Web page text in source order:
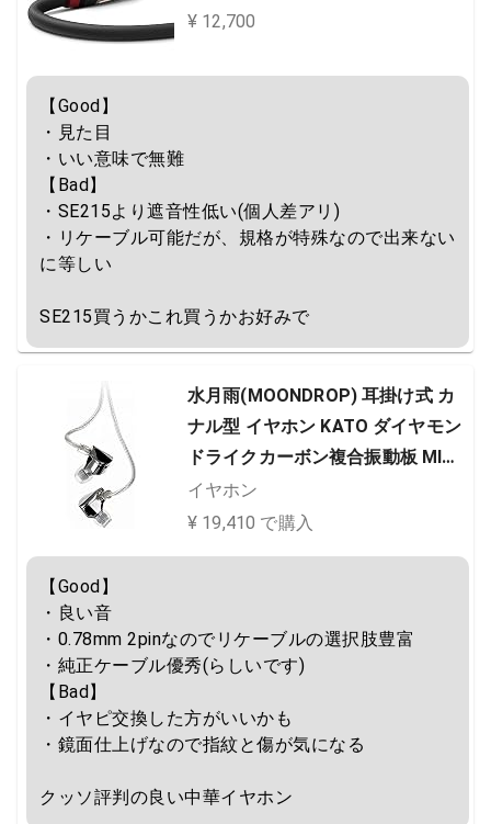
¥ 12,700
【Good】
・見た目
・いい意味で無難
【Bad】
・SE215より遮音性低い(個人差アリ)
・リケーブル可能だが、規格が特殊なので出来ない
に等しい
SE215買うかこれ買うかお好みで
水月雨(MOONDROP) 耳掛け式 カ
ナル型 イヤホン KATO ダイヤモン
ドライクカーボン複合振動板 MIM
ステンレス鋼筐体 再生周波数帯域1
0~45,000Hz
イヤホン
¥ 19,410 で購入
【Good】
・良い音
・0.78mm 2pinなのでリケーブルの選択肢豊富
・純正ケーブル優秀(らしいです)
【Bad】
・イヤピ交換した方がいいかも
・鏡面仕上げなので指紋と傷が気になる
クッソ評判の良い中華イヤホン